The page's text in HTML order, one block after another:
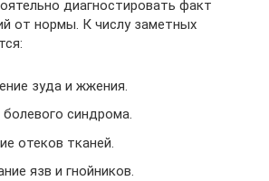
диагностировать факт
от нормы. К числу заметных
зуда и жжения.
синдрома.
отеков тканей.
язв и гнойников.